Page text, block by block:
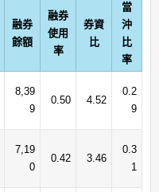
融券
餘額
融券
使用
率
券資
比
當
沖
比
率
8,39
9
0.50 4.52
0.2
9
7,19
0
0.42 3.46
0.3
1